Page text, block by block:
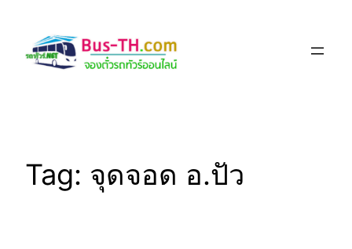
content
Tag: จุดจอด อ.ปัว